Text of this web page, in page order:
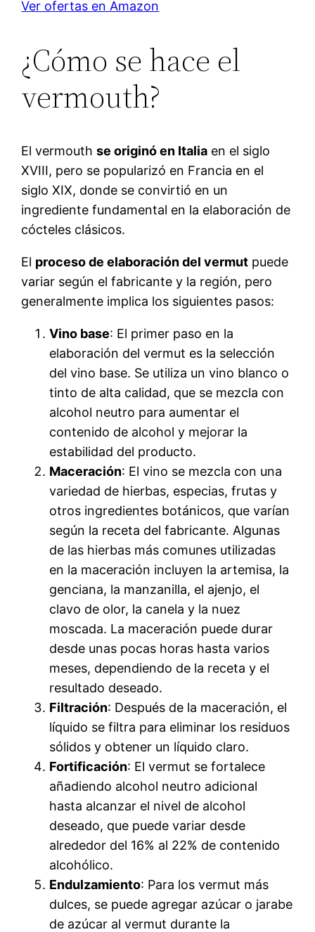
Ver ofertas en Amazon
¿Cómo se hace el
vermouth?
El vermouthse originó en Italia en el siglo
XVIII, pero se popularizó en Francia en el
siglo XIX, donde se convirtió en un
ingrediente fundamental en la elaboración de
cócteles clásicos.
El proceso de elaboración del vermut puede
variar según el fabricante y la región, pero
generalmente implica los siguientes pasos:
Vino base: El primer paso en la
elaboración del vermut es la selección
del vino base. Se utiliza un vino blanco o
tinto de alta calidad, que se mezcla con
alcohol neutro para aumentar el
contenido de alcohol y mejorar la
estabilidad del producto.
Maceración: El vino se mezcla con una
variedad de hierbas, especias, frutas y
otros ingredientes botánicos, que varían
según la receta del fabricante. Algunas
de las hierbas más comunes utilizadas
en la maceración incluyen la artemisa, la
genciana, la manzanilla, el ajenjo, el
clavo de olor, la canela y la nuez
moscada. La maceración puede durar
desde unas pocas horas hasta varios
meses, dependiendo de la receta y el
resultado deseado.
Filtración: Después de la maceración, el
líquido se filtra para eliminar los residuos
sólidos y obtener un líquido claro.
Fortificación: El vermut se fortalece
añadiendo alcohol neutro adicional
hasta alcanzar el nivel de alcohol
deseado, que puede variar desde
alrededor del 16% al 22% de contenido
alcohólico.
Endulzamiento: Para los vermut más
dulces, se puede agregar azúcar o jarabe
de azúcar al vermut durante la